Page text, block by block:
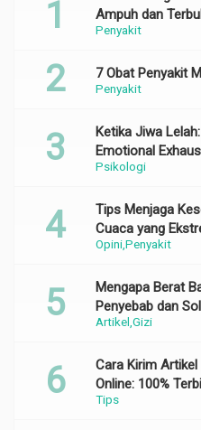
Penyakit
Ampuh dan
Penyakit
7 Obat Penyakit
Psikologi
Ketika Jiwa
Emotional
OpiniPenyakit
Tips Menjaga
Cuaca yang
Artikel Gizi
Mengapa Berat
Penyebab dan
Tips
Cara Kirim
Online: 100%